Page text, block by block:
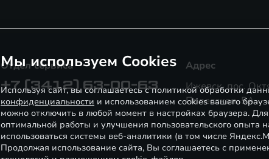
Отдел сервиса
+7 (3412) 63-00-63
Адрес
Ижевск, пос.
Полесская, 5А
Мы используем Cookies
Используя сайт, вы соглашаетесь с политикой обработки
конфиденциальности и использованием cookies вашего
можно отключить в любой момент в настройках браузера.
оптимальной работы и улучшения пользовательского опыта
использоваться системы веб-аналитики (в том числе
Продолжая использование сайта, Вы соглашаетесь с